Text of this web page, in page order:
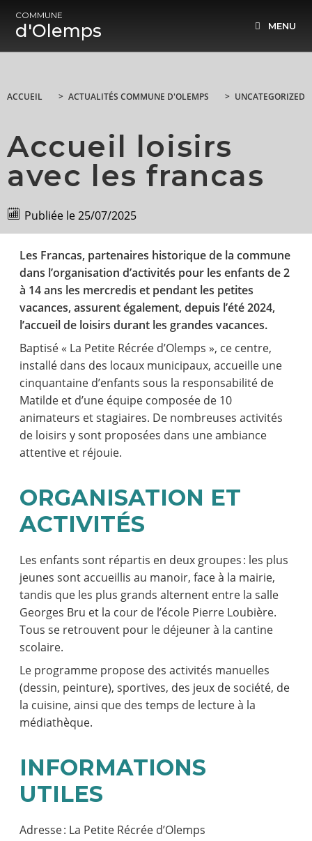
COMMUNE
d'Olemps MENU
ACCUEIL > ACTUALITÉS COMMUNE D'OLEMPS > UNCATEGORIZED
Accueil loisirs
avec les francas
Publiée le25/07/2025
Les Francas, partenaires historique de la commune
dans l’organisation d’activités pour les enfants de 2
à 14 ans les mercredis et pendant les petites
vacances, assurent également, depuis l’été 2024,
l’accueil de loisirs durant les grandes vacances.
Baptisé « La Petite Récrée d’Olemps », ce centre,
installé dans des locaux municipaux, accueille une
cinquantaine d’enfants sous la responsabilité de
Matilde et d’une équipe composée de 10
animateurs et stagiaires. De nombreuses activités
de loisirs y sont proposées dans une ambiance
attentive et réjouie.
ORGANISATION ET
ACTIVITÉS
Les enfants sont répartis en deux groupes : les plus
jeunes sont accueillis au manoir, face à la mairie,
tandis que les plus grands alternent entre la salle
Georges Bru et la cour de l’école Pierre Loubière.
Tous se retrouvent pour le déjeuner à la cantine
scolaire.
Le programme propose des activités manuelles
(dessin, peinture), sportives, des jeux de société, de
la cuisine, ainsi que des temps de lecture à la
médiathèque.
INFORMATIONS
UTILES
Adresse : La Petite Récrée d’Olemps